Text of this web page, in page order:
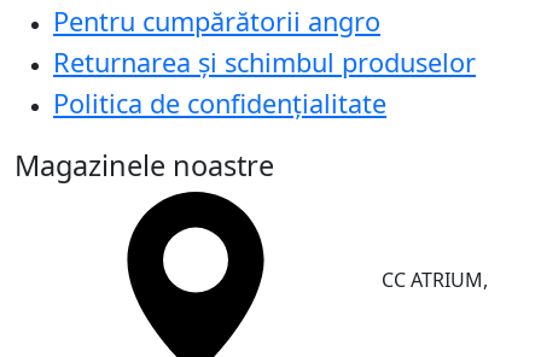
Pentru cumpărătorii angro
Returnarea și schimbul produselor
Politica de confidențialitate
Magazinele noastre
CC ATRIUM,